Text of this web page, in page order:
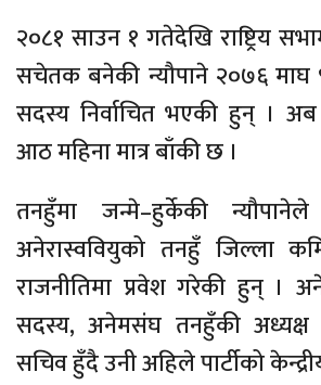
२०८१ साउन १ गतेदेखि राष्ट्रिय
सचेतक बनेकी न्यौपाने २०७६ माघ ९
सदस्य निर्वाचित भएकी हुन् ।
आठ महिना मात्र बाँकी छ ।
तनहुँमा जन्मे–हुर्केकी
अनेरास्ववियुको तनहुँ जिल्ला
राजनीतिमा प्रवेश गरेकी हुन् ।
सदस्य, अनेमसंघ तनहुँकी अध्यक्ष
सचिव हुँदै उनी अहिले पार्टीको